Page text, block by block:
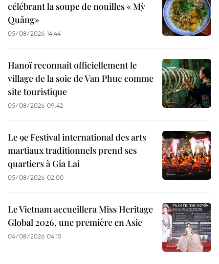
célébrant la soupe de nouilles « Mỳ
Quảng»
05/08/2026 14:44
Hanoï reconnaît officiellement le
village de la soie de Van Phuc comme
site touristique
05/08/2026 09:42
Le 9e Festival international des arts
martiaux traditionnels prend ses
quartiers à Gia Lai
05/08/2026 02:00
Le Vietnam accueillera Miss Heritage
Global 2026, une première en Asie
04/08/2026 04:15